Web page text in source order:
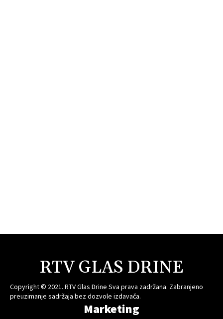
RTV GLAS DRINE
Copyright © 2021. RTV Glas Drine Sva prava zadržana. Zabranjeno
preuzimanje sadržaja bez dozvole izdavača.
Marketing